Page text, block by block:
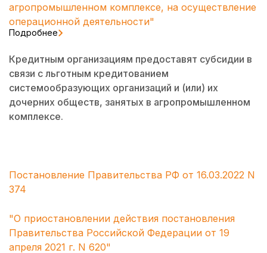
агропромышленном комплексе, на осуществление
операционной деятельности"
Подробнее
Кредитным организациям предоставят субсидии в
связи с льготным кредитованием
системообразующих организаций и (или) их
дочерних обществ, занятых в агропромышленном
комплексе.
Постановление Правительства РФ от 16.03.2022 N
374
"О приостановлении действия постановления
Правительства Российской Федерации от 19
апреля 2021 г. N 620"